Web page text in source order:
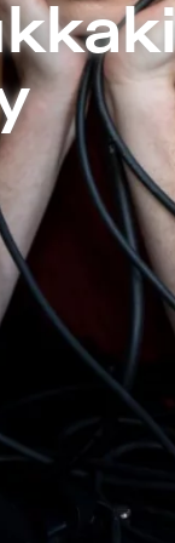
|
Cello von
Und